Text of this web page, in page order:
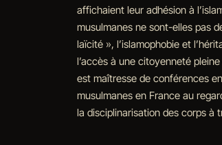
affichaient leur adhésion à
musulmanes ne sont-elles pas
laïcité », l’islamophobie et
l’accès à une citoyenneté
est maîtresse de conférences
musulmanes en France au
la disciplinarisation des corps à